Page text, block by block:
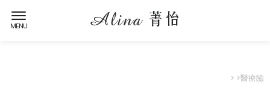
> >醫療險